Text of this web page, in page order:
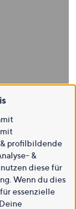
profilbildende
&
diese für
Wenn du dies
essenzielle